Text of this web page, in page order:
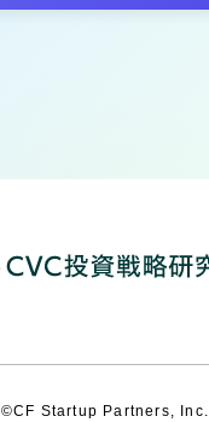
©CF Startup Partners, Inc.